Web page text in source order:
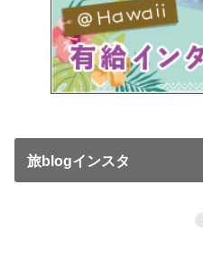
旅blogインスタ